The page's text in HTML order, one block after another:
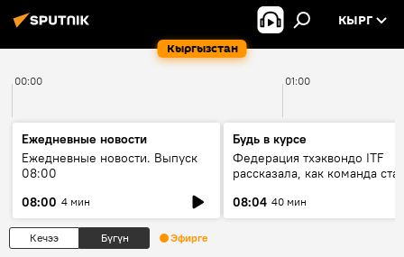
Кыргызстан
КЫРГ
00:00 01:00
Ежедневные новости
Ежедневные новости. Выпуск
08:00
08:00 4 мин
Будь в курсе
Федерация тхэквондо ITF
рассказала, как команда
08:04 40 мин
Кечээ Бүгүн Эфирге